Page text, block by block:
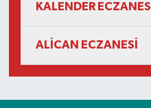
KALENDER ECZANESİ
ALİCAN ECZANESİ